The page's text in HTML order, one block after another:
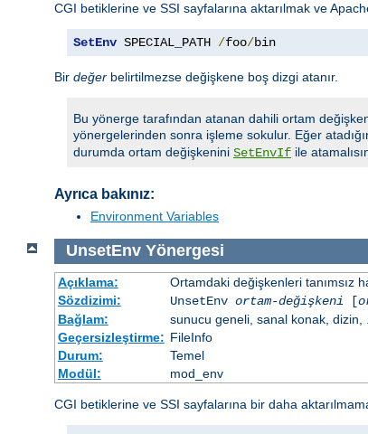
CGI betiklerine ve SSI sayfalarına aktarılmak ve
SetEnv SPECIAL_PATH /foo/bin
Bir değer belirtilmezse değişkene boş dizgi atanır.
Bu yönerge tarafından atanan dahili ortam
yönergelerinden sonra işleme sokulur. Eğer
durumda ortam değişkenini SetEnvIf ile
Ayrıca bakınız:
Environment Variables
UnsetEnv Yönergesi
Açıklama:
Ortamdaki değişkenleri tanımsız
Sözdizimi:
UnsetEnv ortam-değişkeni [
Bağlam:
sunucu geneli, sanal konak, dizin,
Geçersizleştirme: FileInfo
Durum:
Temel
Modül:
mod_env
CGI betiklerine ve SSI sayfalarına bir daha